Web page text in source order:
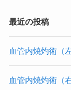
最近の投稿
血管内焼灼術（
血管内焼灼術（